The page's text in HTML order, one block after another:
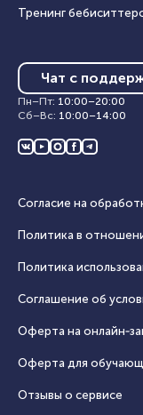
Тренинг
Чат с
Пн–Пт: 10:00–20:00
Сб–Вс: 10:00–14:00
Согласие на
Политика в
Политика
Соглашение об
Оферта на
Оферта для
Отзывы о сервисе